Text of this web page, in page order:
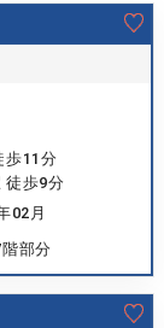
歩11分
徒歩9分
02月
階部分